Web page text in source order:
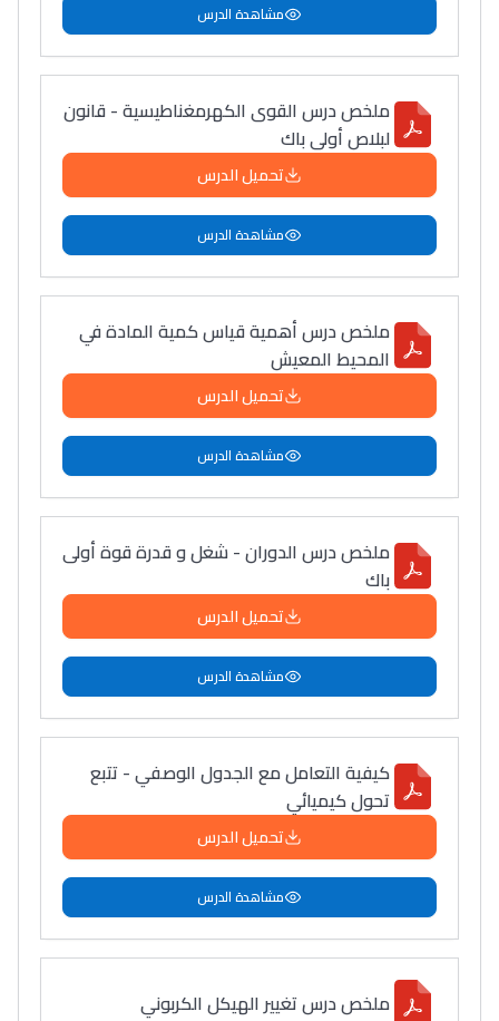
مشاهدة الدرس
ملخص درس القوى الكهرمغناطيسية - قانون
لبلاص أولى باك
تحميل الدرس
مشاهدة الدرس
ملخص درس أهمية قياس كمية المادة في
المحيط المعيش
تحميل الدرس
مشاهدة الدرس
ملخص درس الدوران - شغل و قدرة قوة أولى
باك
تحميل الدرس
مشاهدة الدرس
كيفية التعامل مع الجدول الوصفي - تتبع
تحول كيميائي
تحميل الدرس
مشاهدة الدرس
ملخص درس تغيير الهيكل الكربوني